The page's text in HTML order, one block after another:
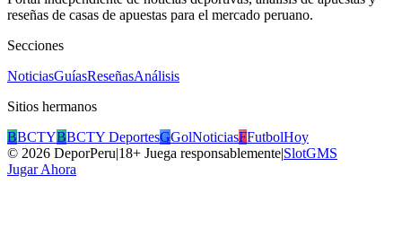
reseñas de casas de apuestas para el mercado peruano.
Secciones
NoticiasGuíasReseñasAnálisis
Sitios hermanos
BBCTYBBCTY DeportesGGolNoticiasFFutbolHoy
© 2026 DeporPeru|18+ Juega responsablemente|SlotGMS
Jugar Ahora